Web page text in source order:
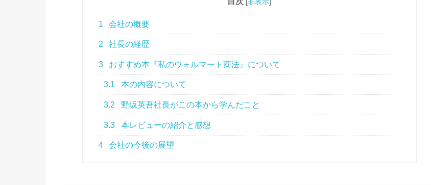
1 会社の概要
2 社長の経歴
3 おすすめ本『私のウォルマート商法』について
3.1 本の内容について
3.2 野坂英吾社長がこの本から学んだこと
3.3 本レビューの紹介と感想
4 会社の今後の展望